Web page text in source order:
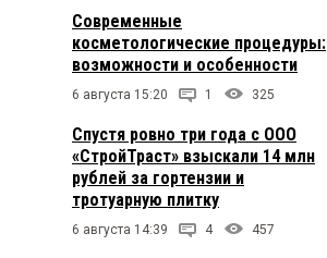
Современные
косметологические процедуры:
возможности и особенности
6 августа 15:20 1 325
Спустя ровно три года с ООО
«СтройТраст» взыскали 14 млн
рублей за гортензии и
тротуарную плитку
6 августа 14:39 4 457